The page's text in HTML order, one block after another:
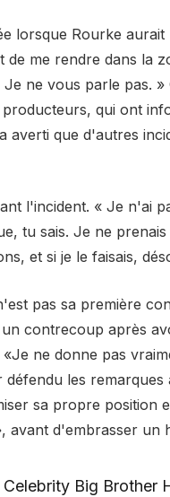
lorsque Rourke
me rendre dans la
ne vous parle pas.
qui ont
averti que d'autres
l'incident. « Je n'ai
tu sais. Je ne
et si je le faisais,
pas sa première
contrecoup après
ne donne pas
les
sa propre position
avant d'embrasser un
Big Brother